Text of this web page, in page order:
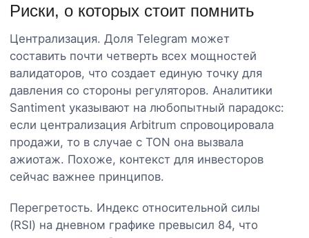
Риски, о которых стоит помнить
Централизация. Доля Telegram может
составить почти четверть всех мощностей
валидаторов, что создает единую точку для
давления со стороны регуляторов. Аналитики
Santiment указывают на любопытный парадокс:
если централизация Arbitrum спровоцировала
продажи, то в случае с TON она вызвала
ажиотаж. Похоже, контекст для инвесторов
сейчас важнее принципов.
Перегретость. Индекс относительной силы
(RSI) на дневном графике превысил 84, что